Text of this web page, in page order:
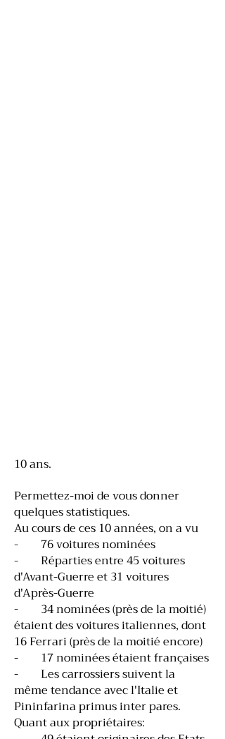
10 ans.
Permettez-moi de vous donner
quelques statistiques.
Au cours de ces 10 années, on a vu
- 76 voitures nominées
- Réparties entre 45 voitures
d'Avant-Guerre et 31 voitures
d'Après-Guerre
- 34 nominées (près de la moitié)
étaient des voitures italiennes, dont
16 Ferrari (près de la moitié encore)
- 17 nominées étaient françaises
- Les carrossiers suivent la
même tendance avec l'Italie et
Pininfarina primus inter pares.
Quant aux propriétaires: